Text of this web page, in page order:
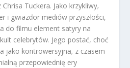
Tuckera. Jako krzykliwy,
i gwiazdor mediów przyszłości,
do filmu element satyry na
celebrytów. Jego postać, choć
jako kontrowersyjna, z czasem
przepowiednię ery